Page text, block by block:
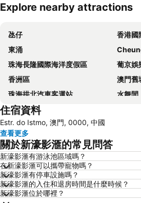
展開地圖
Explore nearby attractions
氹仔
香港國
東涌
珠海長隆國際海洋度假區
葡京娛
香洲區
澳門舊
珠海拱北汽車客運站
水舞間
大三巴牌坊
香港屯門
珠海灣仔碼頭
Gongkoubeian
澳門外
澳門格蘭披治大賽車
澳門旅
斗門區
珠海金
金灣區
九洲港
住宿資料
Estr. do Istmo, 澳門, 0000, 中國
查看更多
關於新濠影滙的常見問答
新濠影滙有游泳池區域嗎？
在新濠影滙可以攜帶寵物嗎？
新濠影滙有停車設施嗎？
新濠影滙的入住和退房時間是什麼時候？
新濠影滙位於哪裡？